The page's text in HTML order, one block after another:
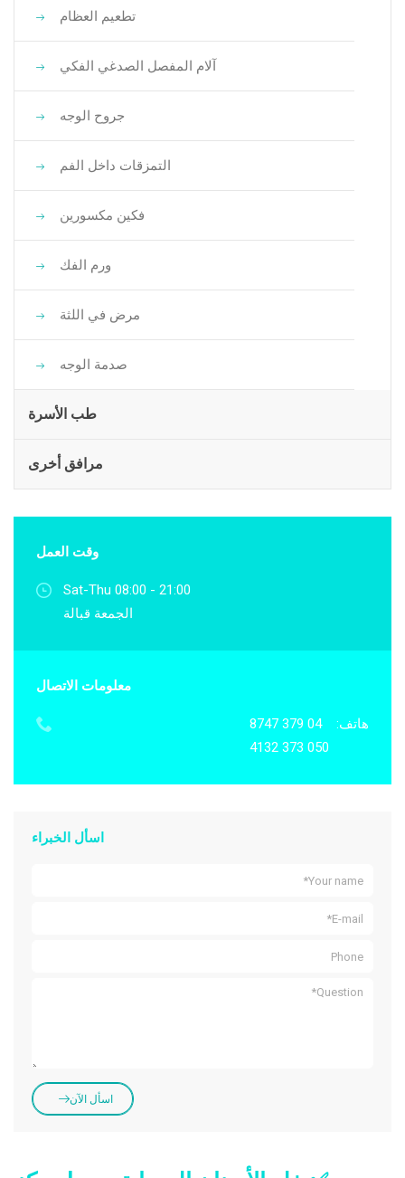
تطعيم العظام
آلام المفصل الصدغي الفكي
جروح الوجه
التمزقات داخل الفم
فكين مكسورين
ورم الفك
مرض في اللثة
صدمة الوجه
طب الأسرة
مرافق أخرى
وقت العمل
Sat-Thu 08:00 - 21:00
الجمعة قبالة
معلومات الاتصال
هاتف:
04 379 8747
050 373 4132
اسأل الخبراء
اسأل الآن